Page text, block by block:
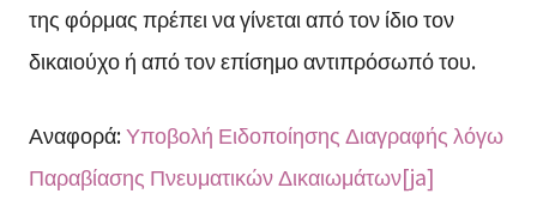
της φόρμας πρέπει να γίνεται από τον ίδιο τον
δικαιούχο ή από τον επίσημο αντιπρόσωπό του.
Αναφορά:Υποβολή Ειδοποίησης Διαγραφής λόγω
Παραβίασης Πνευματικών Δικαιωμάτων[ja]